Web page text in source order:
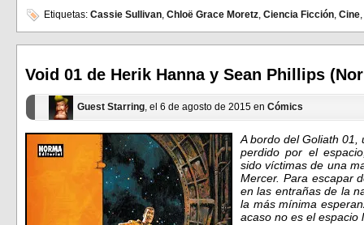
en
Facebook
(Se
abre
ventana
nueva)
en
(Se
abre
ventana
nueva)
Etiquetas: Cassie Sullivan, Chloë Grace Moretz, Ciencia Ficción, Cine,
Void 01 de Herik Hanna y Sean Phillips
Guest Starring, el 6 de agosto de 2015 en Cómics
A bordo del Goliath 01,
perdido por el
sido víctimas de una
Mercer. Para escapar
en las entrañas de la
la más mínima
acaso no es el espacio